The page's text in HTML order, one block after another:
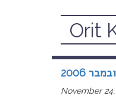
Orit
2006
November